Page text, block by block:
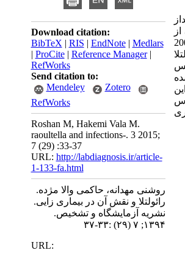
در سال 2001
Download citation:
BibTeX | RIS | EndNote| Medlars
| ProCite| Reference Manager|
RefWorks
Send citation to:
Mendeley
Zotero
RefWorks
Roshan M, Hakemi Vala M.
raoultella and infections-. 3 2015;
7 (29) :33-37
URL: http://labdiagnosis.ir/article-
1-133-fa.html
روشنی مهدانه، حاکمی والا مژده.
رائولتلا و نقش آن در بیماری زایی.
نشریه آزمایشگاه و تشخیص.
۱۳۹۴; ۷ (۲۹) :۳۳-۳۷
URL: